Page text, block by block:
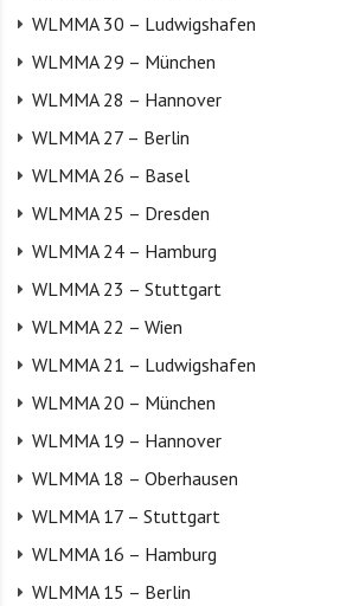
WLMMA 30 – Ludwigshafen
WLMMA 29 – München
WLMMA 28 – Hannover
WLMMA 27 – Berlin
WLMMA 26 – Basel
WLMMA 25 – Dresden
WLMMA 24 – Hamburg
WLMMA 23 – Stuttgart
WLMMA 22 – Wien
WLMMA 21 – Ludwigshafen
WLMMA 20 – München
WLMMA 19 – Hannover
WLMMA 18 – Oberhausen
WLMMA 17 – Stuttgart
WLMMA 16 – Hamburg
WLMMA 15 – Berlin